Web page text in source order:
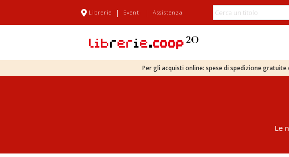
Librerie | Eventi | Assistenza
Per gli acquisti online: spese di spedizione
Le